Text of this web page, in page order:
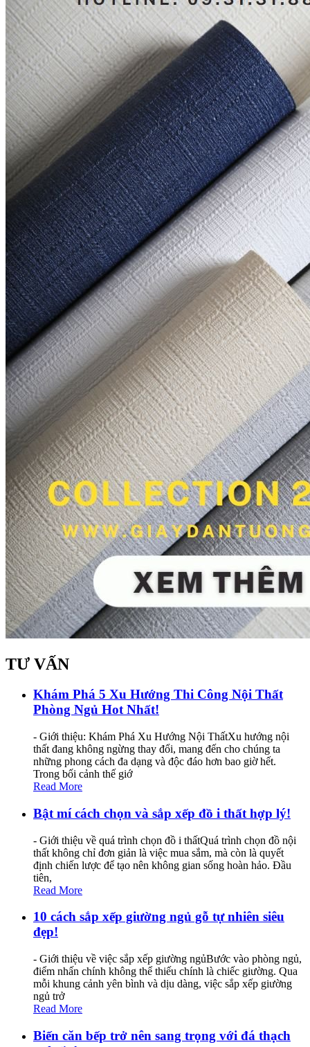
TƯ VẤN
Khám Phá 5 Xu Hướng Thi Công Nội Thất
Phòng Ngủ Hot Nhất!
- Giới thiệu: Khám Phá Xu Hướng Nội ThấtXu hướng nội
thất đang không ngừng thay đổi, mang đến cho chúng ta
những phong cách đa dạng và độc đáo hơn bao giờ hết.
Trong bối cảnh thế giớ
Read More
Bật mí cách chọn và sắp xếp đồ i thất hợp lý!
- Giới thiệu về quá trình chọn đồ i thấtQuá trình chọn đồ nội
thất không chỉ đơn giản là việc mua sắm, mà còn là quyết
định chiến lược để tạo nên không gian sống hoàn hảo. Đầu
tiên,
Read More
10 cách sắp xếp giường ngủ gỗ tự nhiên siêu
đẹp!
- Giới thiệu về việc sắp xếp giường ngủBước vào phòng ngủ,
điểm nhấn chính không thể thiếu chính là chiếc giường. Qua
mỗi khung cảnh yên bình và dịu dàng, việc sắp xếp giường
ngủ trở
Read More
Biến căn bếp trở nên sang trọng với đá thạch